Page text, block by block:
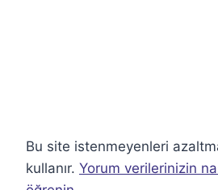
Bu site istenmeyenleri
kullanır. Yorum verilerinizin